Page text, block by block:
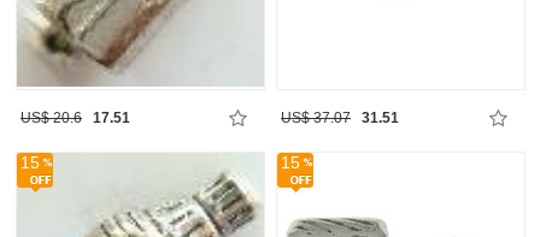
US$ 20.6 17.51 US$ 37.07 31.51
15 15